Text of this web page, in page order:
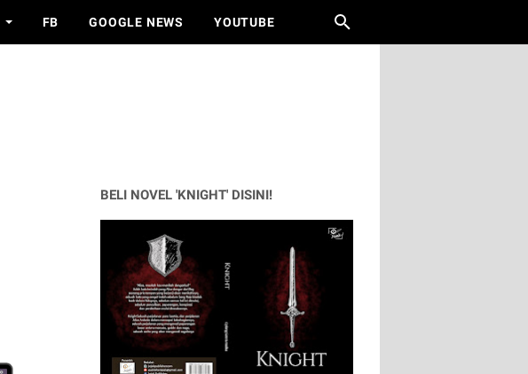
FB GOOGLE NEWS YOUTUBE
BELI NOVEL 'KNIGHT' DISINI!